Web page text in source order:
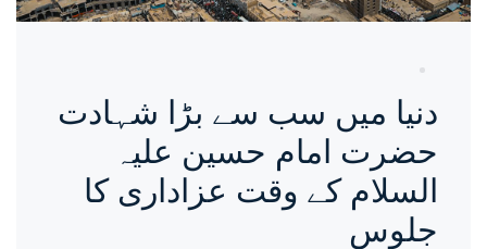
دنیا میں سب سے بڑا شہادت
حضرت امام حسین علیہ
السلام کے وقت عزاداری کا
جلوس